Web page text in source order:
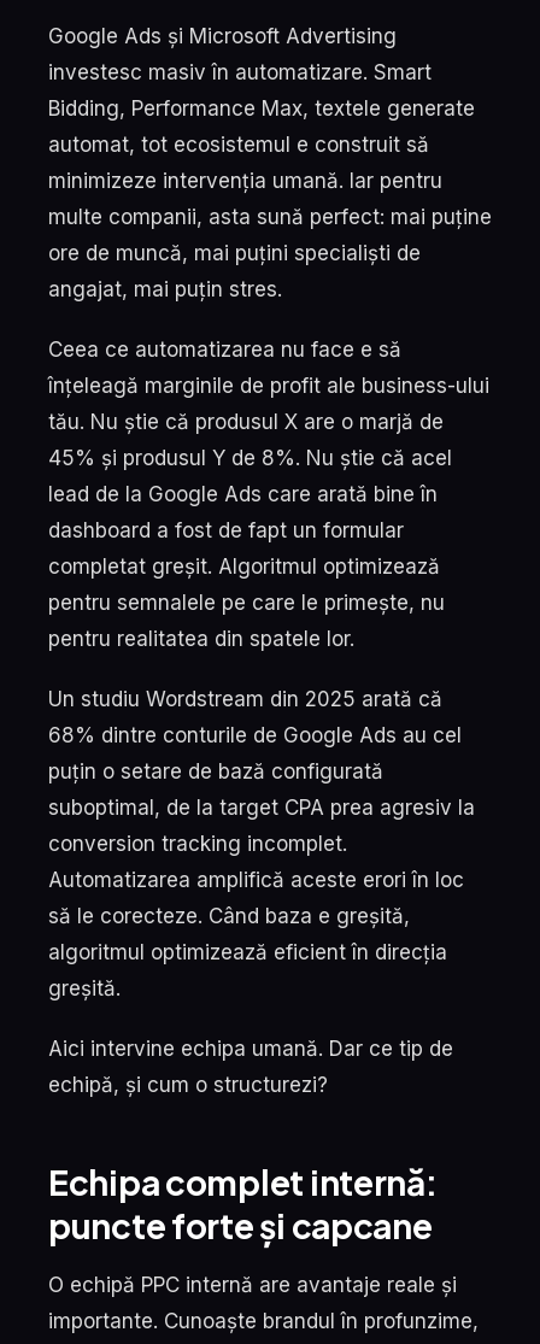
Google Ads și Microsoft Advertising
investesc masiv în automatizare. Smart
Bidding, Performance Max, textele generate
automat, tot ecosistemul e construit să
minimizeze intervenția umană. Iar pentru
multe companii, asta sună perfect: mai puține
ore de muncă, mai puțini specialiști de
angajat, mai puțin stres.
Ceea ce automatizarea nu face e să
înțeleagă marginile de profit ale business-ului
tău. Nu știe că produsul X are o marjă de
45% și produsul Y de 8%. Nu știe că acel
lead de la Google Ads care arată bine în
dashboard a fost de fapt un formular
completat greșit. Algoritmul optimizează
pentru semnalele pe care le primește, nu
pentru realitatea din spatele lor.
Un studiu Wordstream din 2025 arată că
68% dintre conturile de Google Ads au cel
puțin o setare de bază configurată
suboptimal, de la target CPA prea agresiv la
conversion tracking incomplet.
Automatizarea amplifică aceste erori în loc
să le corecteze. Când baza e greșită,
algoritmul optimizează eficient în direcția
greșită.
Aici intervine echipa umană. Dar ce tip de
echipă, și cum o structurezi?
Echipa complet internă:
puncte forte și capcane
O echipă PPC internă are avantaje reale și
importante. Cunoaște brandul în profunzime,